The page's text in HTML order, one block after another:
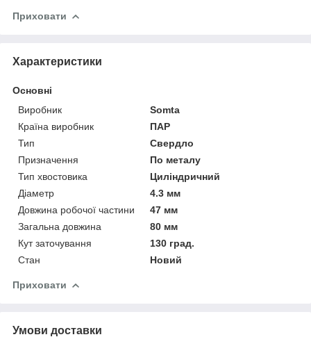
Приховати
Характеристики
Основні
Виробник
Somta
Країна виробник
ПАР
Тип
Свердло
Призначення
По металу
Тип хвостовика
Циліндричний
Діаметр
4.3 мм
Довжина робочої частини
47 мм
Загальна довжина
80 мм
Кут заточування
130 град.
Стан
Новий
Приховати
Умови доставки